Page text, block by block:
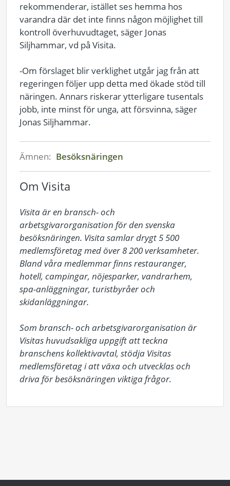
rekommenderar, istället ses hemma hos
varandra där det inte finns någon möjlighet till
kontroll överhuvudtaget, säger Jonas
Siljhammar, vd på Visita.
-Om förslaget blir verklighet utgår jag från att
regeringen följer upp detta med ökade stöd till
näringen. Annars riskerar ytterligare tusentals
jobb, inte minst för unga, att försvinna, säger
Jonas Siljhammar.
Ämnen: Besöksnäringen
Om Visita
Visita är en bransch- och
arbetsgivarorganisation för den svenska
besöksnäringen. Visita samlar drygt 5 500
medlemsföretag med över 8 200 verksamheter.
Bland våra medlemmar finns restauranger,
hotell, campingar, nöjesparker, vandrarhem,
spa-anläggningar, turistbyråer och
skidanläggningar.
Som bransch- och arbetsgivarorganisation är
Visitas huvudsakliga uppgift att teckna
branschens kollektivavtal, stödja Visitas
medlemsföretag i att växa och utvecklas och
driva för besöksnäringen viktiga frågor.